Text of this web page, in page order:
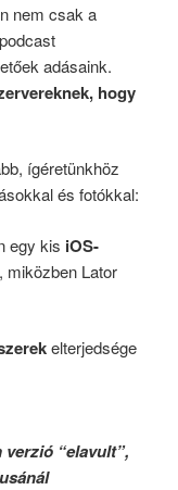
nem csak a
adásaink.
hogy
ígéretünkhöz
és fotókkal:
egy kis iOS-
miközben Lator
elterjedsége
“elavult”,